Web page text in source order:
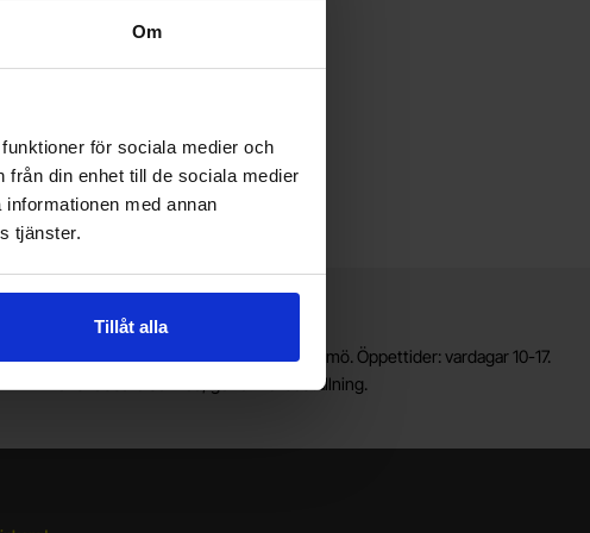
Om
för sociala medier och
din enhet till de sociala medier
med annan
tjänster.
Tillåt alla
Lagerbutik i Malmö
Välkommen till vår nya lagerbutik i Malmö. Öppettider: vardagar 10-17.
För snabbare service, gör en förbeställning.